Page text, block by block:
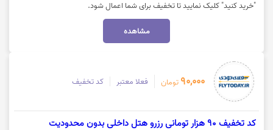
"خرید کنید" کلیک نمایید تا تخفیف برای شما اعمال شود.
مشاهده
90,000 تومان فعلا معتبر کد تخفیف
کد تخفیف 90 هزار تومانی رزرو هتل داخلی بدون محدودیت